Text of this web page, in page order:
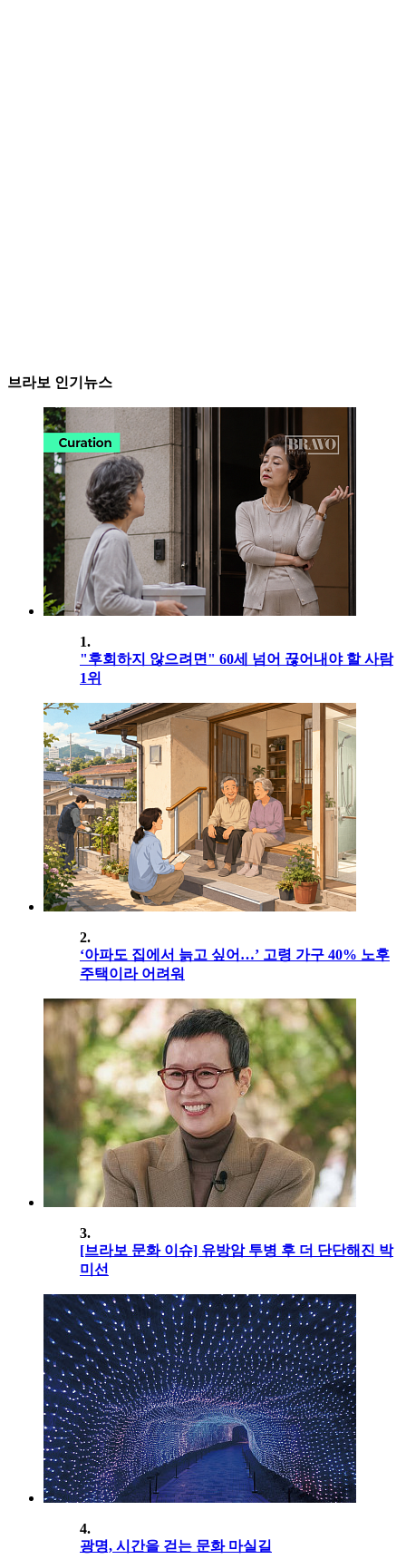
브라보 인기뉴스
1.
"후회하지 않으려면" 60세 넘어 끊어내야 할 사람
1위
2.
‘아파도 집에서 늙고 싶어…’ 고령 가구 40% 노후
주택이라 어려워
3.
[브라보 문화 이슈] 유방암 투병 후 더 단단해진 박
미선
4.
광명, 시간을 걷는 문화 마실길